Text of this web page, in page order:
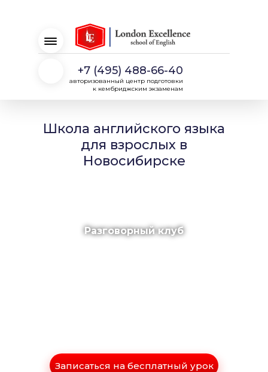
+7 (495) 488-66-40
авторизованный центр подготовки
к кембриджским экзаменам
Школа английского языка
для взрослых в
Новосибирске
Разговорный клуб
Записаться на бесплатный урок